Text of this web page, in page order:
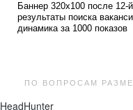
Баннер 320x100 после 12-
результаты поиска
динамика за 1000 показов
ПО ВОПРОСАМ
HeadHunter